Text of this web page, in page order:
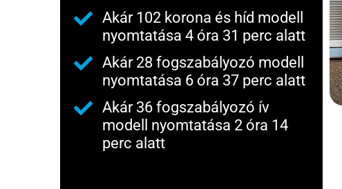
Akár 102 korona és híd modell
nyomtatása 4 óra 31 perc alatt
Akár 28 fogszabályozó modell
nyomtatása 6 óra 37 perc alatt
Akár 36 fogszabályozó ív
modell nyomtatása 2 óra 14
perc alatt